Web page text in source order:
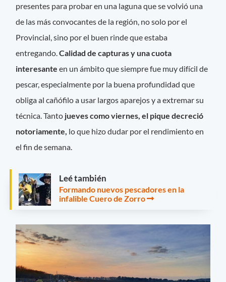
presentes para probar en una laguna que se volvió una
de las más convocantes de la región, no solo por el
Provincial, sino por el buen rinde que estaba
entregando.Calidad de capturas y una cuota
interesante en un ámbito que siempre fue muy difícil de
pescar, especialmente por la buena profundidad que
obliga al cañófilo a usar largos aparejos y a extremar su
técnica. Tanto jueves como viernes, el pique decreció
notoriamente, lo que hizo dudar por el rendimiento en
el fin de semana.
Leé también
Formando nuevos pescadores en la
infalible Cuero de Zorro